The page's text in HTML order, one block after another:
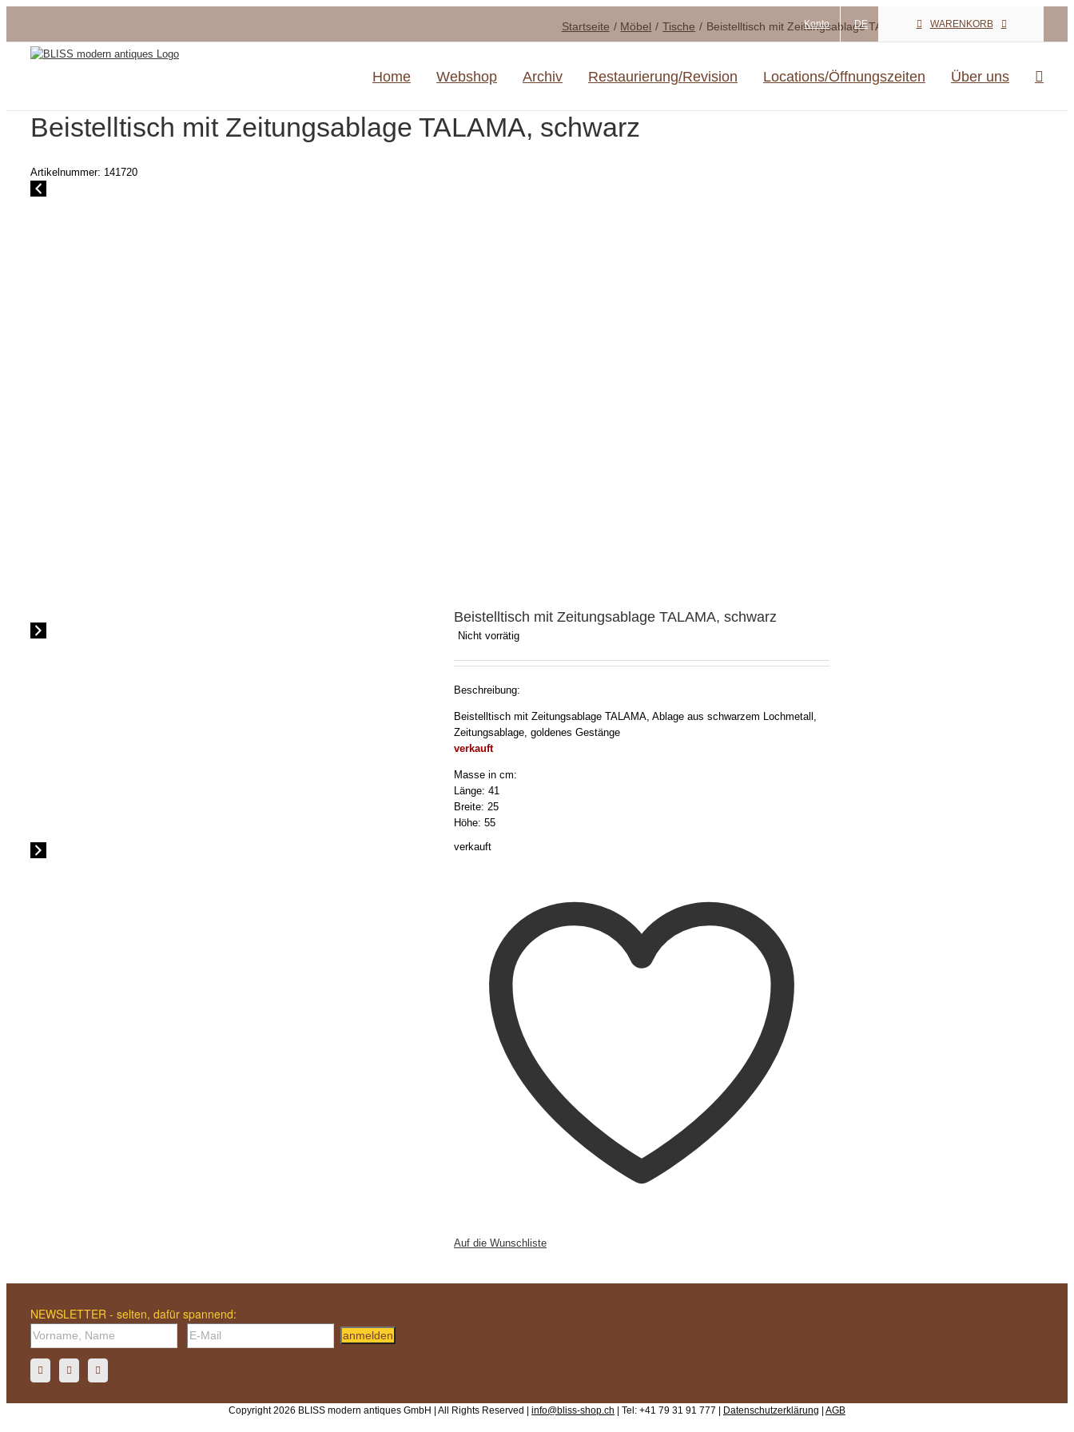
springen
Konto DE WARENKORB
Home Webshop Archiv Restaurierung/Revision Locations/Öffnungszeiten Über uns
Startseite Möbel Tische Beistelltisch mit Zeitungsablage TALAMA, schwarz
Beistelltisch mit Zeitungsablage TALAMA, schwarz
Artikelnummer: 141720
Beistelltisch mit Zeitungsablage TALAMA, schwarz
Nicht vorrätig
Beschreibung:
Beistelltisch mit Zeitungsablage TALAMA, Ablage aus schwarzem Lochmetall,
Zeitungsablage, goldenes Gestänge
verkauft
Masse in cm:
Länge: 41
Breite: 25
Höhe: 55
verkauft
Auf die Wunschliste
NEWSLETTER - selten, dafür spannend:
anmelden
Copyright 2026 BLISS modern antiques GmbH | All Rights Reserved | info@bliss-shop.ch | Tel: +41 79 31 91 777 | Datenschutzerklärung | AGB